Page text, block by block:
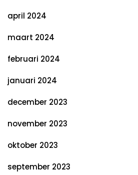
april 2024
maart 2024
februari 2024
januari 2024
december 2023
november 2023
oktober 2023
september 2023